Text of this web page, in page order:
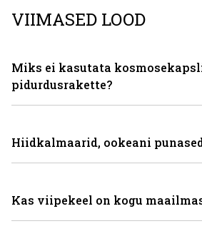
VIIMASED LOOD
Miks ei kasutata
pidurdusrakette?
Hiidkalmaarid, ookeani
Kas viipekeel on kogu